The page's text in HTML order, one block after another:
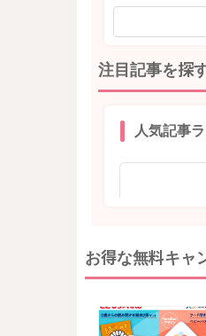
注目記事を探
人気記事
お得な無料キャ